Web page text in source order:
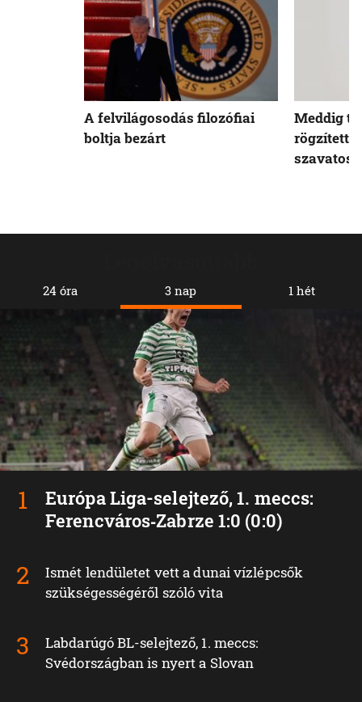
24 óra 3 nap
Európa Liga-selejtező, 1. meccs:
Ferencváros‑Zabrze 1:0 (0:0)
Ismét lendületet vett a dunai vízlépcsők
szükségességéről szóló vita
Labdarúgó BL-selejtező, 1. meccs:
Svédországban is nyert a Slovan
1 hét
A felvilágosodás filozófiai
boltja bezárt
Meddig
rögzített